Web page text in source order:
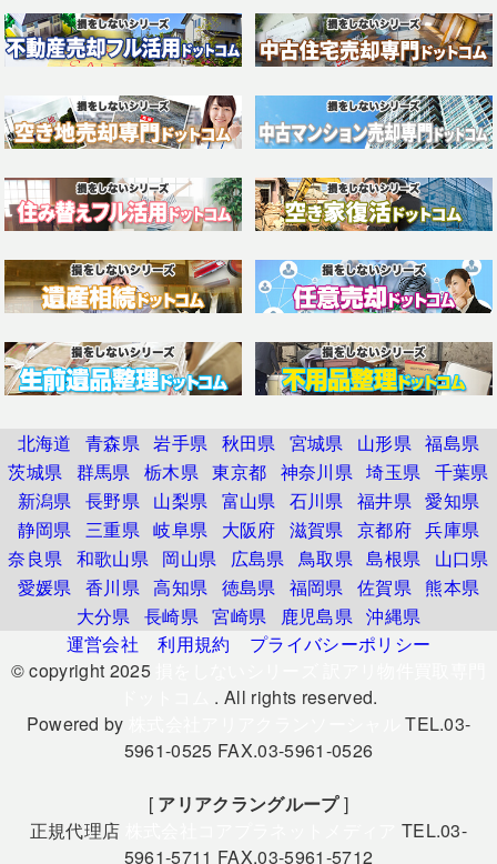
北海道 青森県 岩手県 秋田県 宮城県 山形県 福島県
茨城県 群馬県 栃木県 東京都 神奈川県 埼玉県 千葉県
新潟県 長野県 山梨県 富山県 石川県 福井県 愛知県
静岡県 三重県 岐阜県 大阪府 滋賀県 京都府 兵庫県
奈良県 和歌山県 岡山県 広島県 鳥取県 島根県
山口県
愛媛県 香川県 高知県 徳島県 福岡県 佐賀県 熊本県
大分県 長崎県 宮崎県 鹿児島県 沖縄県
運営会社
利用規約
プライバシーポリシー
© copyright 2025
. All rights reserved.
Powered by
TEL.03-
5961-0525 FAX.03-5961-0526
[ アリアクラングループ]
正規代理店
TEL.03-
5961-5711 FAX.03-5961-5712